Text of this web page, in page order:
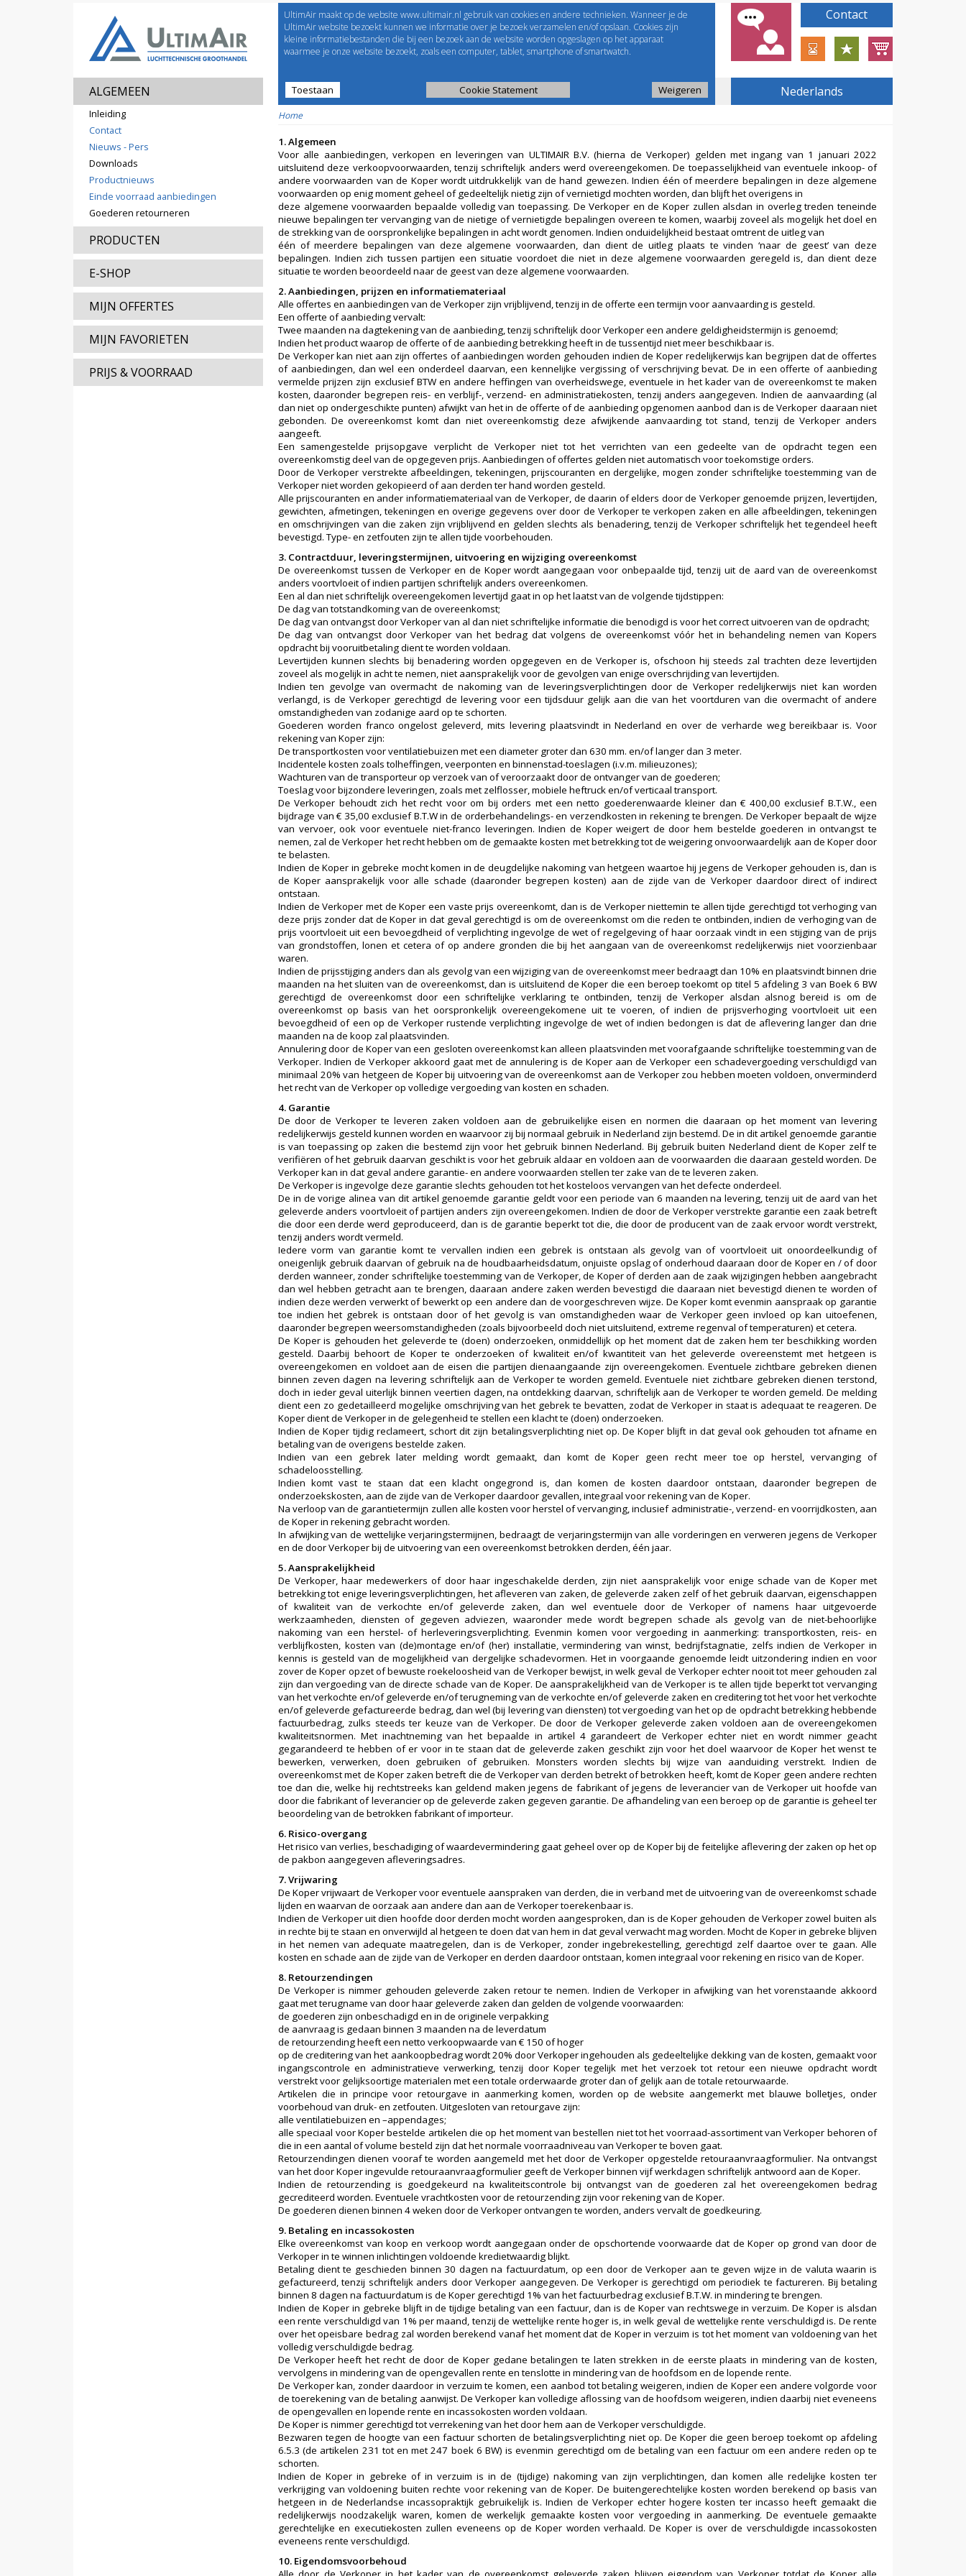
ALGEMEEN
Inleiding
Contact
Nieuws - Pers
Downloads
Productnieuws
Einde voorraad aanbiedingen
Goederen retourneren
PRODUCTEN
E-SHOP
MIJN OFFERTES
MIJN FAVORIETEN
PRIJS & VOORRAAD
EShop-nummer
Wachtwoord
Welcome toUltimAir
Prijslijst Selectie tools
UltimAir maakt op de website www.ultimair.nl gebruik van cookies en andere technieken. Wanneer je de
UltimAir website bezoekt kunnen we informatie over je bezoek verzamelen en/of opslaan. Cookies zijn
kleine informatiebestanden die bij een bezoek aan de website worden opgeslagen op het apparaat
waarmee je onze website bezoekt, zoals een computer, tablet, smartphone of smartwatch.
Toestaan Cookie Statement Weigeren Nederlands
Contact
Home
1.Algemeen
Voor alle aanbiedingen, verkopen en leveringen van ULTIMAIR B.V. (hierna de Verkoper) gelden met ingang van 1 januari 2022
uitsluitend deze verkoopvoorwaarden, tenzij schriftelijk anders werd overeengekomen. De toepasselijkheid van eventuele inkoop- of
andere voorwaarden van de Koper wordt uitdrukkelijk van de hand gewezen. Indien één of meerdere bepalingen in deze algemene
voorwaarden op enig moment geheel of gedeeltelijk nietig zijn of vernietigd mochten worden, dan blijft het overigens in
deze algemene voorwaarden bepaalde volledig van toepassing. De Verkoper en de Koper zullen alsdan in overleg treden teneinde
nieuwe bepalingen ter vervanging van de nietige of vernietigde bepalingen overeen te komen, waarbij zoveel als mogelijk het doel en
de strekking van de oorspronkelijke bepalingen in acht wordt genomen. Indien onduidelijkheid bestaat omtrent de uitleg van
één of meerdere bepalingen van deze algemene voorwaarden, dan dient de uitleg plaats te vinden ‘naar de geest’ van deze
bepalingen. Indien zich tussen partijen een situatie voordoet die niet in deze algemene voorwaarden geregeld is, dan dient deze
situatie te worden beoordeeld naar de geest van deze algemene voorwaarden.
2. Aanbiedingen, prijzen en informatiemateriaal
Alle offertes en aanbiedingen van de Verkoper zijn vrijblijvend, tenzij in de offerte een termijn voor aanvaarding is gesteld.
Een offerte of aanbieding vervalt:
Twee maanden na dagtekening van de aanbieding, tenzij schriftelijk door Verkoper een andere geldigheidstermijn is genoemd;
Indien het product waarop de offerte of de aanbieding betrekking heeft in de tussentijd niet meer beschikbaar is.
De Verkoper kan niet aan zijn offertes of aanbiedingen worden gehouden indien de Koper redelijkerwijs kan begrijpen dat de offertes
of aanbiedingen, dan wel een onderdeel daarvan, een kennelijke vergissing of verschrijving bevat. De in een offerte of aanbieding
vermelde prijzen zijn exclusief BTW en andere heffingen van overheidswege, eventuele in het kader van de overeenkomst te maken
kosten, daaronder begrepen reis- en verblijf-, verzend- en administratiekosten, tenzij anders aangegeven. Indien de aanvaarding (al
dan niet op ondergeschikte punten) afwijkt van het in de offerte of de aanbieding opgenomen aanbod dan is de Verkoper daaraan niet
gebonden. De overeenkomst komt dan niet overeenkomstig deze afwijkende aanvaarding tot stand, tenzij de Verkoper anders
aangeeft.
Een samengestelde prijsopgave verplicht de Verkoper niet tot het verrichten van een gedeelte van de opdracht tegen een
overeenkomstig deel van de opgegeven prijs. Aanbiedingen of offertes gelden niet automatisch voor toekomstige orders.
Door de Verkoper verstrekte afbeeldingen, tekeningen, prijscouranten en dergelijke, mogen zonder schriftelijke toestemming van de
Verkoper niet worden gekopieerd of aan derden ter hand worden gesteld.
Alle prijscouranten en ander informatiemateriaal van de Verkoper, de daarin of elders door de Verkoper genoemde prijzen, levertijden,
gewichten, afmetingen, tekeningen en overige gegevens over door de Verkoper te verkopen zaken en alle afbeeldingen, tekeningen
en omschrijvingen van die zaken zijn vrijblijvend en gelden slechts als benadering, tenzij de Verkoper schriftelijk het tegendeel heeft
bevestigd. Type- en zetfouten zijn te allen tijde voorbehouden.
3. Contractduur, leveringstermijnen, uitvoering en wijziging overeenkomst
De overeenkomst tussen de Verkoper en de Koper wordt aangegaan voor onbepaalde tijd, tenzij uit de aard van de overeenkomst
anders voortvloeit of indien partijen schriftelijk anders overeenkomen.
Een al dan niet schriftelijk overeengekomen levertijd gaat in op het laatst van de volgende tijdstippen:
De dag van totstandkoming van de overeenkomst;
De dag van ontvangst door Verkoper van al dan niet schriftelijke informatie die benodigd is voor het correct uitvoeren van de opdracht;
De dag van ontvangst door Verkoper van het bedrag dat volgens de overeenkomst vóór het in behandeling nemen van Kopers
opdracht bij vooruitbetaling dient te worden voldaan.
Levertijden kunnen slechts bij benadering worden opgegeven en de Verkoper is, ofschoon hij steeds zal trachten deze levertijden
zoveel als mogelijk in acht te nemen, niet aansprakelijk voor de gevolgen van enige overschrijding van levertijden.
Indien ten gevolge van overmacht de nakoming van de leveringsverplichtingen door de Verkoper redelijkerwijs niet kan worden
verlangd, is de Verkoper gerechtigd de levering voor een tijdsduur gelijk aan die van het voortduren van die overmacht of andere
omstandigheden van zodanige aard op te schorten.
Goederen worden franco ongelost geleverd, mits levering plaatsvindt in Nederland en over de verharde weg bereikbaar is. Voor
rekening van Koper zijn:
De transportkosten voor ventilatiebuizen met een diameter groter dan 630 mm. en/of langer dan 3 meter.
Incidentele kosten zoals tolheffingen, veerponten en binnenstad-toeslagen (i.v.m. milieuzones);
Wachturen van de transporteur op verzoek van of veroorzaakt door de ontvanger van de goederen;
Toeslag voor bijzondere leveringen, zoals met zelflosser, mobiele heftruck en/of verticaal transport.
De Verkoper behoudt zich het recht voor om bij orders met een netto goederenwaarde kleiner dan € 400,00 exclusief B.T.W., een
bijdrage van € 35,00 exclusief B.T.W in de orderbehandelings- en verzendkosten in rekening te brengen. De Verkoper bepaalt de wijze
van vervoer, ook voor eventuele niet-franco leveringen. Indien de Koper weigert de door hem bestelde goederen in ontvangst te
nemen, zal de Verkoper het recht hebben om de gemaakte kosten met betrekking tot de weigering onvoorwaardelijk aan de Koper door
te belasten.
Indien de Koper in gebreke mocht komen in de deugdelijke nakoming van hetgeen waartoe hij jegens de Verkoper gehouden is, dan is
de Koper aansprakelijk voor alle schade (daaronder begrepen kosten) aan de zijde van de Verkoper daardoor direct of indirect
ontstaan.
Indien de Verkoper met de Koper een vaste prijs overeenkomt, dan is de Verkoper niettemin te allen tijde gerechtigd tot verhoging van
deze prijs zonder dat de Koper in dat geval gerechtigd is om de overeenkomst om die reden te ontbinden, indien de verhoging van de
prijs voortvloeit uit een bevoegdheid of verplichting ingevolge de wet of regelgeving of haar oorzaak vindt in een stijging van de prijs
van grondstoffen, lonen et cetera of op andere gronden die bij het aangaan van de overeenkomst redelijkerwijs niet voorzienbaar
waren.
Indien de prijsstijging anders dan als gevolg van een wijziging van de overeenkomst meer bedraagt dan 10% en plaatsvindt binnen drie
maanden na het sluiten van de overeenkomst, dan is uitsluitend de Koper die een beroep toekomt op titel 5 afdeling 3 van Boek 6 BW
gerechtigd de overeenkomst door een schriftelijke verklaring te ontbinden, tenzij de Verkoper alsdan alsnog bereid is om de
overeenkomst op basis van het oorspronkelijk overeengekomene uit te voeren, of indien de prijsverhoging voortvloeit uit een
bevoegdheid of een op de Verkoper rustende verplichting ingevolge de wet of indien bedongen is dat de aflevering langer dan drie
maanden na de koop zal plaatsvinden.
Annulering door de Koper van een gesloten overeenkomst kan alleen plaatsvinden met voorafgaande schriftelijke toestemming van de
Verkoper. Indien de Verkoper akkoord gaat met de annulering is de Koper aan de Verkoper een schadevergoeding verschuldigd van
minimaal 20% van hetgeen de Koper bij uitvoering van de overeenkomst aan de Verkoper zou hebben moeten voldoen, onverminderd
het recht van de Verkoper op volledige vergoeding van kosten en schaden.
4. Garantie
De door de Verkoper te leveren zaken voldoen aan de gebruikelijke eisen en normen die daaraan op het moment van levering
redelijkerwijs gesteld kunnen worden en waarvoor zij bij normaal gebruik in Nederland zijn bestemd. De in dit artikel genoemde garantie
is van toepassing op zaken die bestemd zijn voor het gebruik binnen Nederland. Bij gebruik buiten Nederland dient de Koper zelf te
verifiëren of het gebruik daarvan geschikt is voor het gebruik aldaar en voldoen aan de voorwaarden die daaraan gesteld worden. De
Verkoper kan in dat geval andere garantie- en andere voorwaarden stellen ter zake van de te leveren zaken.
De Verkoper is ingevolge deze garantie slechts gehouden tot het kosteloos vervangen van het defecte onderdeel.
De in de vorige alinea van dit artikel genoemde garantie geldt voor een periode van 6 maanden na levering, tenzij uit de aard van het
geleverde anders voortvloeit of partijen anders zijn overeengekomen. Indien de door de Verkoper verstrekte garantie een zaak betreft
die door een derde werd geproduceerd, dan is de garantie beperkt tot die, die door de producent van de zaak ervoor wordt verstrekt,
tenzij anders wordt vermeld.
Iedere vorm van garantie komt te vervallen indien een gebrek is ontstaan als gevolg van of voortvloeit uit onoordeelkundig of
oneigenlijk gebruik daarvan of gebruik na de houdbaarheidsdatum, onjuiste opslag of onderhoud daaraan door de Koper en / of door
derden wanneer, zonder schriftelijke toestemming van de Verkoper, de Koper of derden aan de zaak wijzigingen hebben aangebracht
dan wel hebben getracht aan te brengen, daaraan andere zaken werden bevestigd die daaraan niet bevestigd dienen te worden of
indien deze werden verwerkt of bewerkt op een andere dan de voorgeschreven wijze. De Koper komt evenmin aanspraak op garantie
toe indien het gebrek is ontstaan door of het gevolg is van omstandigheden waar de Verkoper geen invloed op kan uitoefenen,
daaronder begrepen weersomstandigheden (zoals bijvoorbeeld doch niet uitsluitend, extreme regenval of temperaturen) et cetera.
De Koper is gehouden het geleverde te (doen) onderzoeken, onmiddellijk op het moment dat de zaken hem ter beschikking worden
gesteld. Daarbij behoort de Koper te onderzoeken of kwaliteit en/of kwantiteit van het geleverde overeenstemt met hetgeen is
overeengekomen en voldoet aan de eisen die partijen dienaangaande zijn overeengekomen. Eventuele zichtbare gebreken dienen
binnen zeven dagen na levering schriftelijk aan de Verkoper te worden gemeld. Eventuele niet zichtbare gebreken dienen terstond,
doch in ieder geval uiterlijk binnen veertien dagen, na ontdekking daarvan, schriftelijk aan de Verkoper te worden gemeld. De melding
dient een zo gedetailleerd mogelijke omschrijving van het gebrek te bevatten, zodat de Verkoper in staat is adequaat te reageren. De
Koper dient de Verkoper in de gelegenheid te stellen een klacht te (doen) onderzoeken.
Indien de Koper tijdig reclameert, schort dit zijn betalingsverplichting niet op. De Koper blijft in dat geval ook gehouden tot afname en
betaling van de overigens bestelde zaken.
Indien van een gebrek later melding wordt gemaakt, dan komt de Koper geen recht meer toe op herstel, vervanging of
schadeloosstelling.
Indien komt vast te staan dat een klacht ongegrond is, dan komen de kosten daardoor ontstaan, daaronder begrepen de
onderzoekskosten, aan de zijde van de Verkoper daardoor gevallen, integraal voor rekening van de Koper.
Na verloop van de garantietermijn zullen alle kosten voor herstel of vervanging, inclusief administratie-, verzend- en voorrijdkosten, aan
de Koper in rekening gebracht worden.
In afwijking van de wettelijke verjaringstermijnen, bedraagt de verjaringstermijn van alle vorderingen en verweren jegens de Verkoper
en de door Verkoper bij de uitvoering van een overeenkomst betrokken derden, één jaar.
5. Aansprakelijkheid
De Verkoper, haar medewerkers of door haar ingeschakelde derden, zijn niet aansprakelijk voor enige schade van de Koper met
betrekking tot enige leveringsverplichtingen, het afleveren van zaken, de geleverde zaken zelf of het gebruik daarvan, eigenschappen
of kwaliteit van de verkochte en/of geleverde zaken, dan wel eventuele door de Verkoper of namens haar uitgevoerde
werkzaamheden, diensten of gegeven adviezen, waaronder mede wordt begrepen schade als gevolg van de niet-behoorlijke
nakoming van een herstel- of herleveringsverplichting. Evenmin komen voor vergoeding in aanmerking: transportkosten, reis- en
verblijfkosten, kosten van (de)montage en/of (her) installatie, vermindering van winst, bedrijfstagnatie, zelfs indien de Verkoper in
kennis is gesteld van de mogelijkheid van dergelijke schadevormen. Het in voorgaande genoemde leidt uitzondering indien en voor
zover de Koper opzet of bewuste roekeloosheid van de Verkoper bewijst, in welk geval de Verkoper echter nooit tot meer gehouden zal
zijn dan vergoeding van de directe schade van de Koper. De aansprakelijkheid van de Verkoper is te allen tijde beperkt tot vervanging
van het verkochte en/of geleverde en/of terugneming van de verkochte en/of geleverde zaken en creditering tot het voor het verkochte
en/of geleverde gefactureerde bedrag, dan wel (bij levering van diensten) tot vergoeding van het op de opdracht betrekking hebbende
factuurbedrag, zulks steeds ter keuze van de Verkoper. De door de Verkoper geleverde zaken voldoen aan de overeengekomen
kwaliteitsnormen. Met inachtneming van het bepaalde in artikel 4 garandeert de Verkoper echter niet en wordt nimmer geacht
gegarandeerd te hebben of er voor in te staan dat de geleverde zaken geschikt zijn voor het doel waarvoor de Koper het wenst te
bewerken, verwerken, doen gebruiken of gebruiken. Monsters worden slechts bij wijze van aanduiding verstrekt. Indien de
overeenkomst met de Koper zaken betreft die de Verkoper van derden betrekt of betrokken heeft, komt de Koper geen andere rechten
toe dan die, welke hij rechtstreeks kan geldend maken jegens de fabrikant of jegens de leverancier van de Verkoper uit hoofde van
door die fabrikant of leverancier op de geleverde zaken gegeven garantie. De afhandeling van een beroep op de garantie is geheel ter
beoordeling van de betrokken fabrikant of importeur.
6. Risico-overgang
Het risico van verlies, beschadiging of waardevermindering gaat geheel over op de Koper bij de feitelijke aflevering der zaken op het op
de pakbon aangegeven afleveringsadres.
7. Vrijwaring
De Koper vrijwaart de Verkoper voor eventuele aanspraken van derden, die in verband met de uitvoering van de overeenkomst schade
lijden en waarvan de oorzaak aan andere dan aan de Verkoper toerekenbaar is.
Indien de Verkoper uit dien hoofde door derden mocht worden aangesproken, dan is de Koper gehouden de Verkoper zowel buiten als
in rechte bij te staan en onverwijld al hetgeen te doen dat van hem in dat geval verwacht mag worden. Mocht de Koper in gebreke blijven
in het nemen van adequate maatregelen, dan is de Verkoper, zonder ingebrekestelling, gerechtigd zelf daartoe over te gaan. Alle
kosten en schade aan de zijde van de Verkoper en derden daardoor ontstaan, komen integraal voor rekening en risico van de Koper.
8. Retourzendingen
De Verkoper is nimmer gehouden geleverde zaken retour te nemen. Indien de Verkoper in afwijking van het vorenstaande akkoord
gaat met terugname van door haar geleverde zaken dan gelden de volgende voorwaarden:
de goederen zijn onbeschadigd en in de originele verpakking
de aanvraag is gedaan binnen 3 maanden na de leverdatum
de retourzending heeft een netto verkoopwaarde van € 150 of hoger
op de creditering van het aankoopbedrag wordt 20% door Verkoper ingehouden als gedeeltelijke dekking van de kosten, gemaakt voor
ingangscontrole en administratieve verwerking, tenzij door Koper tegelijk met het verzoek tot retour een nieuwe opdracht wordt
verstrekt voor gelijksoortige materialen met een totale orderwaarde groter dan of gelijk aan de totale retourwaarde.
Artikelen die in principe voor retourgave in aanmerking komen, worden op de website aangemerkt met blauwe bolletjes, onder
voorbehoud van druk- en zetfouten. Uitgesloten van retourgave zijn:
alle ventilatiebuizen en –appendages;
alle speciaal voor Koper bestelde artikelen die op het moment van bestellen niet tot het voorraad-assortiment van Verkoper behoren of
die in een aantal of volume besteld zijn dat het normale voorraadniveau van Verkoper te boven gaat.
Retourzendingen dienen vooraf te worden aangemeld met het door de Verkoper opgestelde retouraanvraagformulier. Na ontvangst
van het door Koper ingevulde retouraanvraagformulier geeft de Verkoper binnen vijf werkdagen schriftelijk antwoord aan de Koper.
Indien de retourzending is goedgekeurd na kwaliteitscontrole bij ontvangst van de goederen zal het overeengekomen bedrag
gecrediteerd worden. Eventuele vrachtkosten voor de retourzending zijn voor rekening van de Koper.
De goederen dienen binnen 4 weken door de Verkoper ontvangen te worden, anders vervalt de goedkeuring.
9. Betaling en incassokosten
Elke overeenkomst van koop en verkoop wordt aangegaan onder de opschortende voorwaarde dat de Koper op grond van door de
Verkoper in te winnen inlichtingen voldoende kredietwaardig blijkt.
Betaling dient te geschieden binnen 30 dagen na factuurdatum, op een door de Verkoper aan te geven wijze in de valuta waarin is
gefactureerd, tenzij schriftelijk anders door Verkoper aangegeven. De Verkoper is gerechtigd om periodiek te factureren. Bij betaling
binnen 8 dagen na factuurdatum is de Koper gerechtigd 1% van het factuurbedrag exclusief B.T.W. in mindering te brengen.
Indien de Koper in gebreke blijft in de tijdige betaling van een factuur, dan is de Koper van rechtswege in verzuim. De Koper is alsdan
een rente verschuldigd van 1% per maand, tenzij de wettelijke rente hoger is, in welk geval de wettelijke rente verschuldigd is. De rente
over het opeisbare bedrag zal worden berekend vanaf het moment dat de Koper in verzuim is tot het moment van voldoening van het
volledig verschuldigde bedrag.
De Verkoper heeft het recht de door de Koper gedane betalingen te laten strekken in de eerste plaats in mindering van de kosten,
vervolgens in mindering van de opengevallen rente en tenslotte in mindering van de hoofdsom en de lopende rente.
De Verkoper kan, zonder daardoor in verzuim te komen, een aanbod tot betaling weigeren, indien de Koper een andere volgorde voor
de toerekening van de betaling aanwijst. De Verkoper kan volledige aflossing van de hoofdsom weigeren, indien daarbij niet eveneens
de opengevallen en lopende rente en incassokosten worden voldaan.
De Koper is nimmer gerechtigd tot verrekening van het door hem aan de Verkoper verschuldigde.
Bezwaren tegen de hoogte van een factuur schorten de betalingsverplichting niet op. De Koper die geen beroep toekomt op afdeling
6.5.3 (de artikelen 231 tot en met 247 boek 6 BW) is evenmin gerechtigd om de betaling van een factuur om een andere reden op te
schorten.
Indien de Koper in gebreke of in verzuim is in de (tijdige) nakoming van zijn verplichtingen, dan komen alle redelijke kosten ter
verkrijging van voldoening buiten rechte voor rekening van de Koper. De buitengerechtelijke kosten worden berekend op basis van
hetgeen in de Nederlandse incassopraktijk gebruikelijk is. Indien de Verkoper echter hogere kosten ter incasso heeft gemaakt die
redelijkerwijs noodzakelijk waren, komen de werkelijk gemaakte kosten voor vergoeding in aanmerking. De eventuele gemaakte
gerechtelijke en executiekosten zullen eveneens op de Koper worden verhaald. De Koper is over de verschuldigde incassokosten
eveneens rente verschuldigd.
10. Eigendomsvoorbehoud